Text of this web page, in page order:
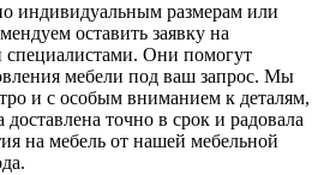
индивидуальным размерам или
оставить заявку на
Они помогут
мебели под ваш запрос. Мы
и с особым вниманием к деталям,
точно в срок и радовала
на мебель от нашей мебельной